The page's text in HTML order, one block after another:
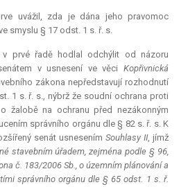
uvážil, zda je dána jeho pravomoc
smyslu § 17 odst. 1 s. ř. s.
v prvé řadě hodlal odchýlit od názoru
v usnesení ve věci Kopřivnická
zákona nepředstavují rozhodnutí
1 s. ř. s., nýbrž že soudní ochrana proti
žalobě na ochranu před nezákonným
správního orgánu dle § 82 s. ř. s. K
senát usnesením Souhlasy II, jímž
stavebním úřadem, zejména podle § 96,
č. 183/2006 Sb., o územním plánování a
správního orgánu dle § 65 odst. 1 s. ř.